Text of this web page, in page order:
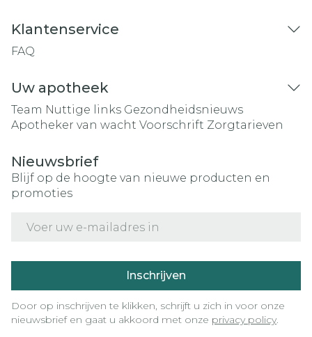
Klantenservice
FAQ
Uw apotheek
Team Nuttige links Gezondheidsnieuws
Apotheker van wacht Voorschrift Zorgtarieven
Nieuwsbrief
Blijf op de hoogte van nieuwe producten en
promoties
Inschrijven
Door op inschrijven te klikken, schrijft u zich in voor onze
nieuwsbrief en gaat u akkoord met onze privacy policy.